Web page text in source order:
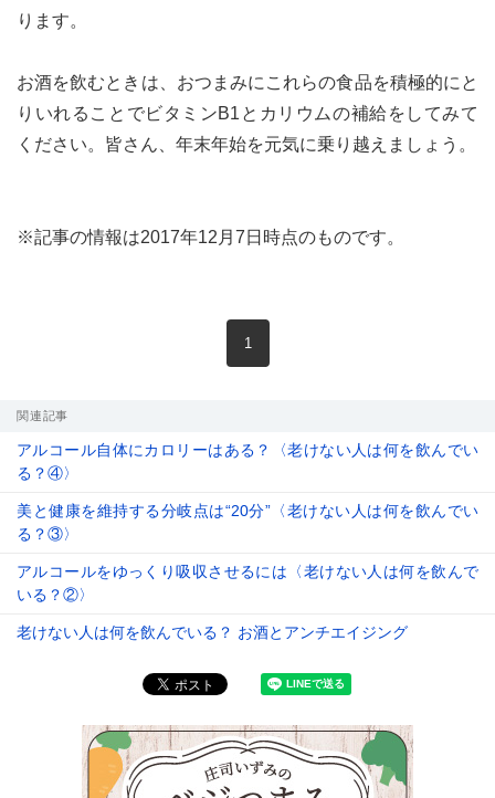
ります。
お酒を飲むときは、おつまみにこれらの食品を積極的にと
りいれることでビタミンB1とカリウムの補給をしてみて
ください。皆さん、年末年始を元気に乗り越えましょう。
※記事の情報は2017年12月7日時点のものです。
1
関連記事
アルコール自体にカロリーはある？〈老けない人は何を飲んでい
る？④〉
美と健康を維持する分岐点は“20分”〈老けない人は何を飲んでい
る？③〉
アルコールをゆっくり吸収させるには〈老けない人は何を飲んで
いる？②〉
老けない人は何を飲んでいる？ お酒とアンチエイジング